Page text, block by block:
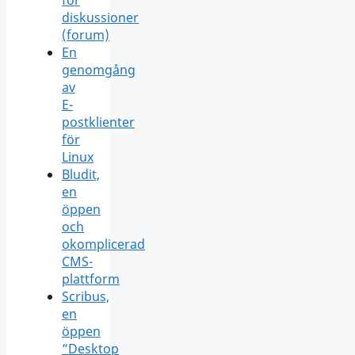
diskussioner
(forum)
En
genomgång
av
E-
postklienter
för
Linux
Bludit,
en
öppen
och
okomplicerad
CMS-
plattform
Scribus,
en
öppen
”Desktop